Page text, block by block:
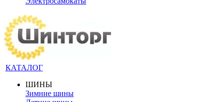
КАТАЛОГ
ШИНЫ
Зимние шины